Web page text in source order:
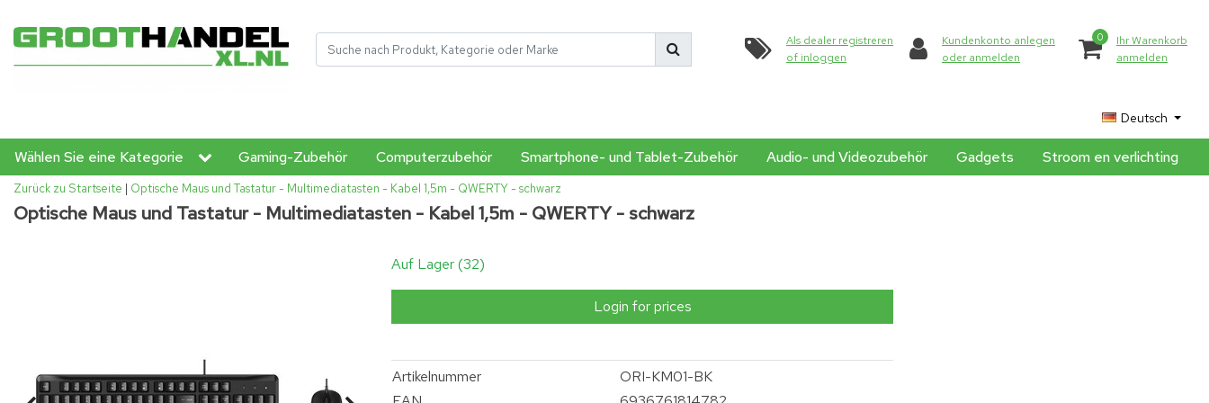
Als dealer registreren
of inloggen
Kundenkonto anlegen
oder anmelden
0
Ihr Warenkorb
anmelden
Deutsch
Wählen Sie eine Kategorie Gaming-Zubehör Computerzubehör Smartphone- und Tablet-Zubehör Audio- und Videozubehör Gadgets Stroom en verlichting
Zurück zu Startseite | Optische Maus und Tastatur - Multimediatasten - Kabel 1,5m - QWERTY - schwarz
Optische Maus und Tastatur - Multimediatasten - Kabel 1,5m - QWERTY - schwarz
Auf Lager (32)
Login for prices
Artikelnummer
ORI-KM01-BK